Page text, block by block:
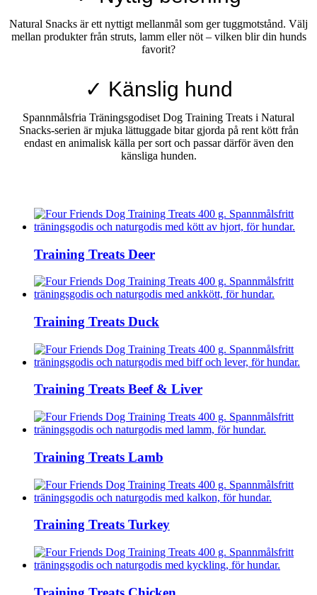
Natural Snacks är ett nyttigt mellanmål som ger tuggmotstånd. Välj
mellan produkter från struts, lamm eller nöt – vilken blir din hunds
favorit?
✓ Känslig hund
Spannmålsfria Träningsgodiset Dog Training Treats i Natural
Snacks-serien är mjuka lättuggade bitar gjorda på rent kött från
endast en animalisk källa per sort och passar därför även den
känsliga hunden.
Training Treats Deer
Training Treats Duck
Training Treats Beef & Liver
Training Treats Lamb
Training Treats Turkey